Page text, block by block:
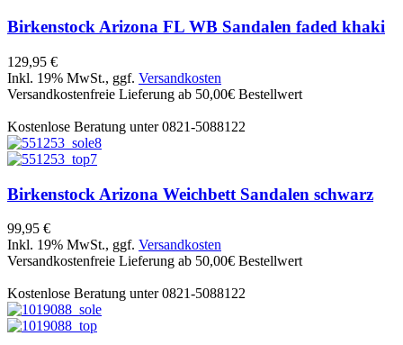
BirkenstockArizona FL WB Sandalen faded khaki
129,95 €
Inkl. 19% MwSt., ggf. Versandkosten
Versandkostenfreie Lieferung ab 50,00€ Bestellwert
Kostenlose Beratung unter 0821-5088122
Birkenstock Arizona Weichbett Sandalen schwarz
99,95 €
Inkl. 19% MwSt., ggf. Versandkosten
Versandkostenfreie Lieferung ab 50,00€ Bestellwert
Kostenlose Beratung unter 0821-5088122